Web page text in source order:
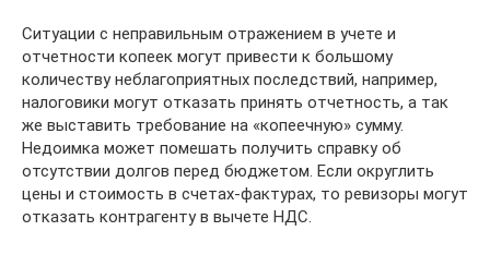
Ситуации с неправильным отражением в учете и
отчетности копеек могут привести к большому
количеству неблагоприятных последствий, например,
налоговики могут отказать принять отчетность, а так
же выставить требование на «копеечную» сумму.
Недоимка может помешать получить справку об
отсутствии долгов перед бюджетом. Если округлить
цены и стоимость в счетах-фактурах, то ревизоры могут
отказать контрагенту в вычете НДС.